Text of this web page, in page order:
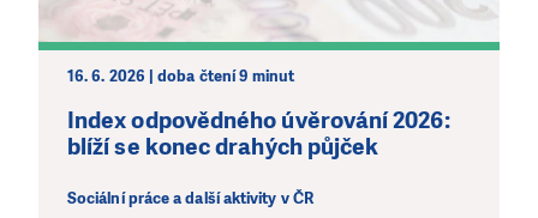
16. 6. 2026 | doba čtení 9 minut
Index odpovědného úvěrování 2026:
blíží se konec drahých půjček
Sociální práce a další aktivity v ČR